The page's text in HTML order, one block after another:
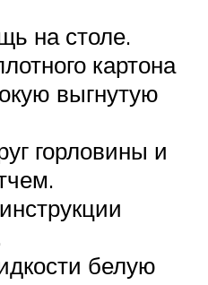
на столе.
картона
выгнутую
горловины и
белую